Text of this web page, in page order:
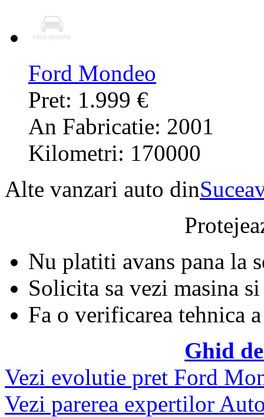
Ford Mondeo
Pret: 1.999 €
An Fabricatie: 2001
Kilometri: 170000
Alte vanzari auto din
Nu platiti avans pana la
Solicita sa vezi masina si
Fa o verificarea tehnica
Ghid
Vezi evolutie pret Ford
Vezi parerea expertilor